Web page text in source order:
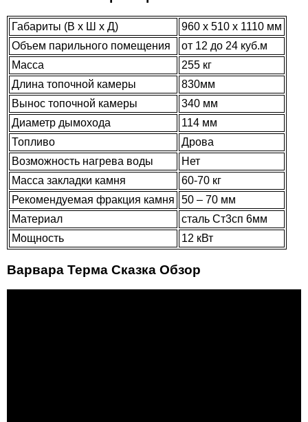
Габариты (В х Ш х Д)
960 х 510 х 1110 мм
Объем парильного помещения
от 12 до 24 куб.м
Масса
255 кг
Длина топочной камеры
830мм
Вынос топочной камеры
340 мм
Диаметр дымохода
114 мм
Топливо
Дрова
Возможность нагрева воды
Нет
Масса закладки камня
60-70 кг
Рекомендуемая фракция камня
50 – 70 мм
Материал
сталь Ст3сп 6мм
Мощность
12 кВт
Варвара Терма Сказка Обзор